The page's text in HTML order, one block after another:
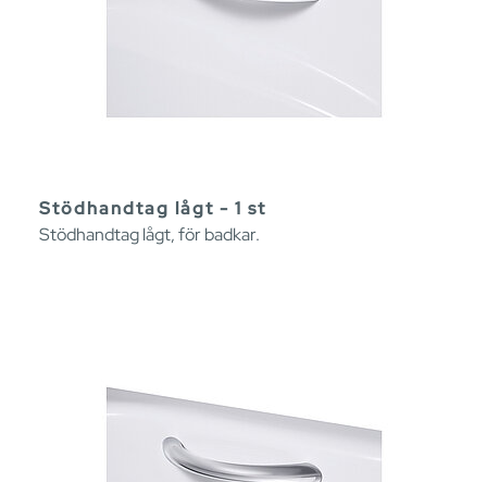
Stödhandtag lågt - 1 st
Stödhandtag lågt, för badkar.